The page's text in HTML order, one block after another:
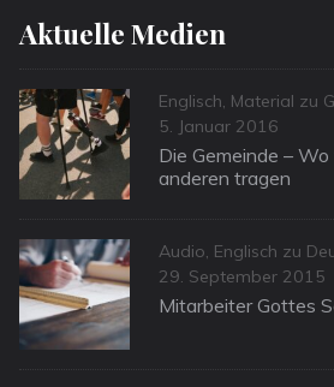
Aktuelle Medien
Categories
Englisch, Material zu
Posted
on
5. Januar 2016
Die Gemeinde –
anderen tragen
Categories
Audio, Englisch zu
Posted
on
29. September 2015
Mitarbeiter Gottes